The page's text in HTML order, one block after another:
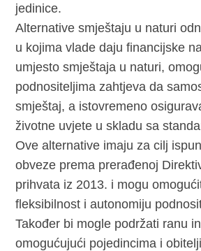
jedinice.
Alternative smještaju u naturi
u kojima vlade daju financijske
umjesto smještaja u naturi,
podnositeljima zahtjeva da
smještaj, a istovremeno
životne uvjete u skladu sa
Ove alternative imaju za cilj
obveze prema prerađenoj
prihvata iz 2013. i mogu
fleksibilnost i autonomiju
Također bi mogle podržati ranu
omogućujući pojedincima i